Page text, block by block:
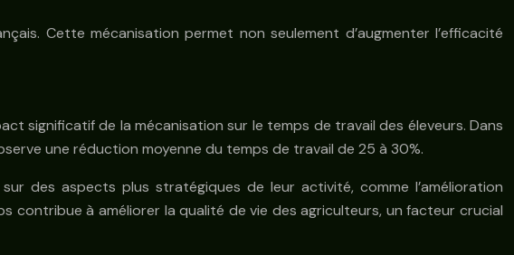
Cette mécanisation permet non seulement d’augmenter l’efficacité
significatif de la mécanisation sur le temps de travail des éleveurs. Dans
une réduction moyenne du temps de travail de 25 à 30%.
des aspects plus stratégiques de leur activité, comme l’amélioration
contribue à améliorer la qualité de vie des agriculteurs, un facteur crucial